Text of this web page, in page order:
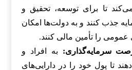
تا برای توسعه، تحقیق و
جذب کنند و به دولت‌ها امکان
را تأمین مالی کنند.
سرمایه‌گذاری: به افراد و
تا پول خود را در دارایی‌های